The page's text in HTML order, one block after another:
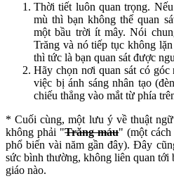
Thời tiết luôn quan trọng.
mù thì bạn không thể quan
một bầu trời ít mây. Nói
Trăng và nó tiếp tục không
thì tức là bạn quan sát được
Hãy chọn nơi quan sát có góc
việc bị ánh sáng nhân tạo
chiếu thẳng vào mắt từ phía
* Cuối cùng, một lưu ý về thuật
không phải "Trăng máu" (một
phổ biến vài năm gần đây). Đây
sức bình thường, không liên quan tới
giáo nào.